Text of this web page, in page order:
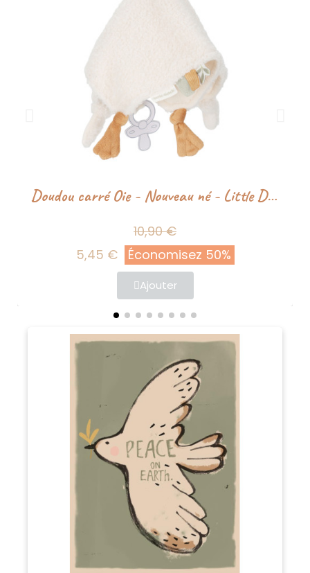
Doudou carré Oie - Nouveau né - Little Dutch
10,90 €
5,45 €
Économisez 50%
Ajouter